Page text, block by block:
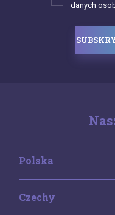
danych
Polska
Czechy